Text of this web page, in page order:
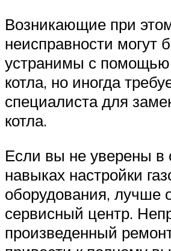
Возникающие при
неисправности могут
устранимы с помощью
котла, но иногда
специалиста для
котла.
Если вы не уверены в
навыках настройки
оборудования, лучше
сервисный центр.
произведенный